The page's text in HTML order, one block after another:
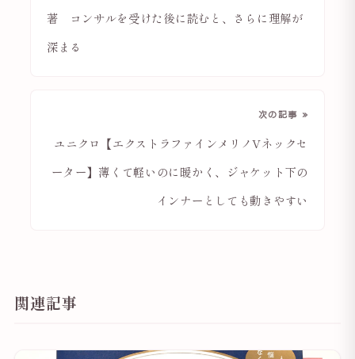
著 コンサルを受けた後に読むと、さらに理解が
深まる
次の記事 »
ユニクロ【エクストラファインメリノVネックセ
ーター】薄くて軽いのに暖かく、ジャケット下の
インナーとしても動きやすい
関連記事